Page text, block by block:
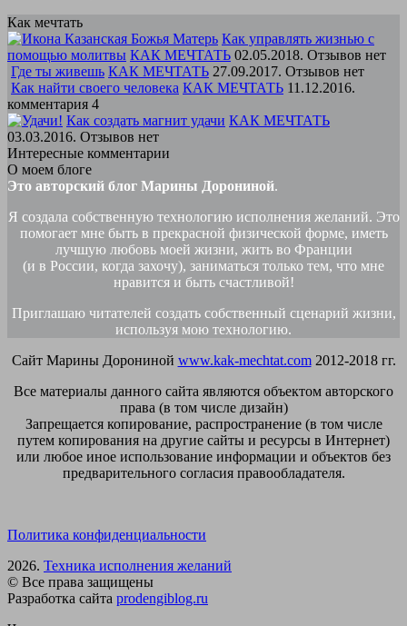
Как мечтать
Как управлять жизнью с
помощью молитвы КАК МЕЧТАТЬ 02.05.2018. Отзывов нет
Где ты живешь КАК МЕЧТАТЬ 27.09.2017. Отзывов нет
Как найти своего человека КАК МЕЧТАТЬ 11.12.2016.
комментария 4
Как создать магнит удачи КАК МЕЧТАТЬ
03.03.2016. Отзывов нет
Интересные комментарии
О моем блоге
Это авторский блог Марины Дорониной.
Я создала собственную технологию исполнения желаний. Это
помогает мне быть в прекрасной физической форме, иметь
лучшую любовь моей жизни, жить во Франции
(и в России, когда захочу), заниматься только тем, что мне
нравится и быть счастливой!
Приглашаю читателей создать собственный сценарий жизни,
используя мою технологию.
Сайт Марины Дорониной www.kak-mechtat.com2012-2018 гг.
Все материалы данного сайта являются объектом авторского
права (в том числе дизайн)
Запрещается копирование, распространение (в том числе
путем копирования на другие сайты и ресурсы в Интернет)
или любое иное использование информации и объектов без
предварительного согласия правообладателя.
Политика конфиденциальности
2026. Техника исполнения желаний
© Все права защищены
Разработка сайта prodengiblog.ru